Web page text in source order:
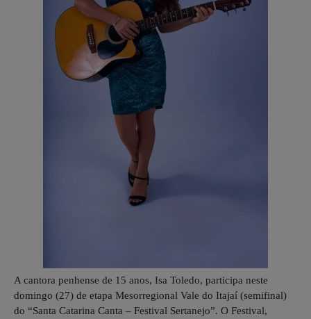
A cantora penhense de 15 anos, Isa Toledo, participa neste
domingo (27) de etapa Mesorregional Vale do Itajaí (semifinal)
do “Santa Catarina Canta – Festival Sertanejo”. O Festival,